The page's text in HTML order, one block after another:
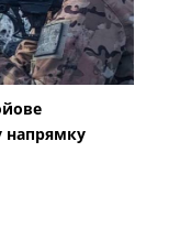
напрямку